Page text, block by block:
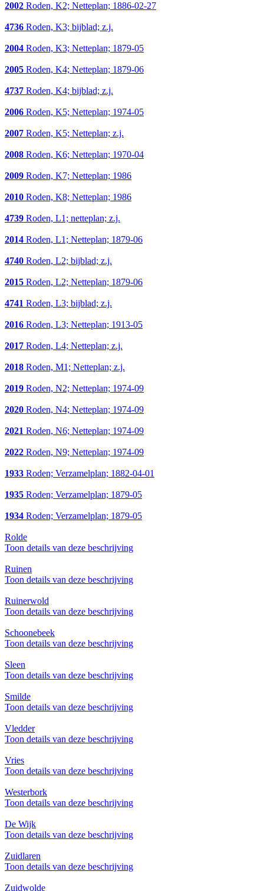
2002 Roden, K2; Netteplan; 1886-02-27
4736 Roden, K3; bijblad; z.j.
2004 Roden, K3; Netteplan; 1879-05
2005 Roden, K4; Netteplan; 1879-06
4737 Roden, K4; bijblad; z.j.
2006 Roden, K5; Netteplan; 1974-05
2007 Roden, K5; Netteplan; z.j.
2008 Roden, K6; Netteplan; 1970-04
2009 Roden, K7; Netteplan; 1986
2010 Roden, K8; Netteplan; 1986
4739 Roden, L1; netteplan; z.j.
2014 Roden, L1; Netteplan; 1879-06
4740 Roden, L2; bijblad; z.j.
2015 Roden, L2; Netteplan; 1879-06
4741 Roden, L3; bijblad; z.j.
2016 Roden, L3; Netteplan; 1913-05
2017 Roden, L4; Netteplan; z.j.
2018 Roden, M1; Netteplan; z.j.
2019 Roden, N2; Netteplan; 1974-09
2020 Roden, N4; Netteplan; 1974-09
2021 Roden, N6; Netteplan; 1974-09
2022 Roden, N9; Netteplan; 1974-09
1933 Roden; Verzamelplan; 1882-04-01
1935 Roden; Verzamelplan; 1879-05
1934 Roden; Verzamelplan; 1879-05
Rolde
Toon details van deze beschrijving
Ruinen
Toon details van deze beschrijving
Ruinerwold
Toon details van deze beschrijving
Schoonebeek
Toon details van deze beschrijving
Sleen
Toon details van deze beschrijving
Smilde
Toon details van deze beschrijving
Vledder
Toon details van deze beschrijving
Vries
Toon details van deze beschrijving
Westerbork
Toon details van deze beschrijving
De Wijk
Toon details van deze beschrijving
Zuidlaren
Toon details van deze beschrijving
Zuidwolde